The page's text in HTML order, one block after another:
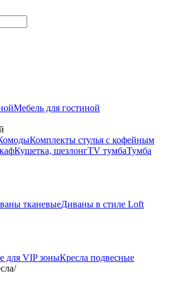
Мебель для гостиной
Комплекты стулья с кофейным
Кушетка, шезлонгTV тумбаТумба
тканевыеДиваны в стиле Loft
для VIP зоныКресла подвесные
/